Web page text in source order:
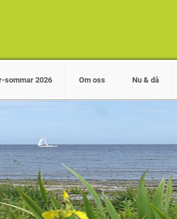
sommar 2026 Om oss Nu & då